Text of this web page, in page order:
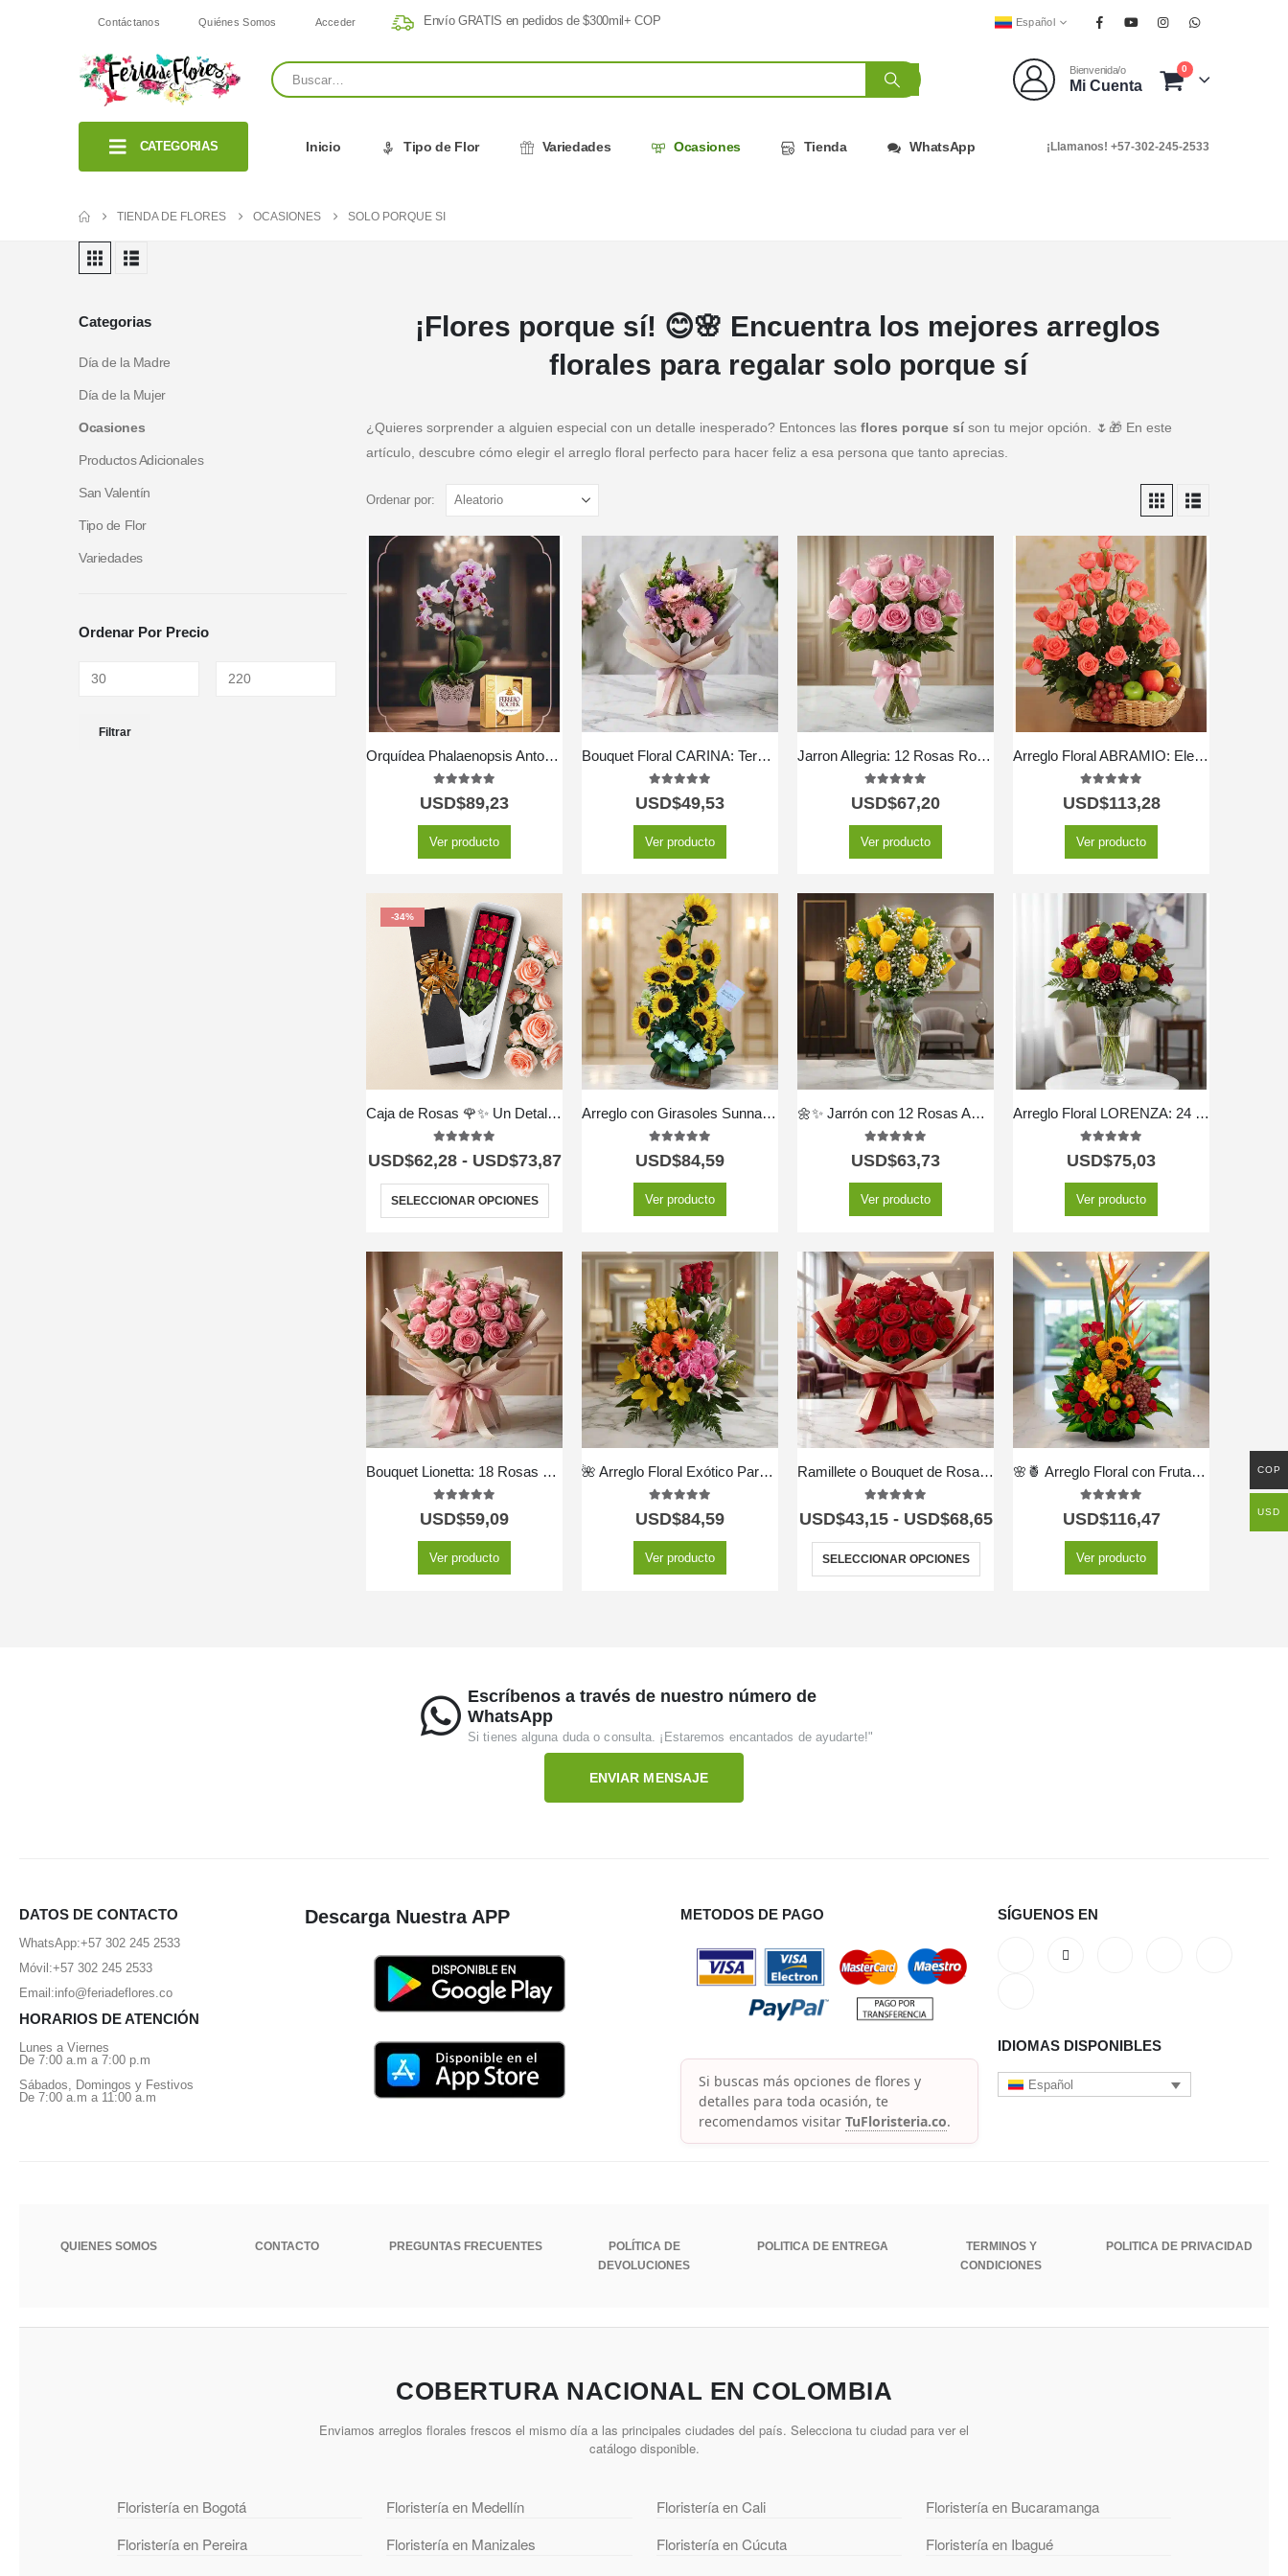
Contáctanos Quiénes Somos Acceder Envío GRATIS en pedidos de $300mil+ COP Español
Bienvenida/o
Mi Cuenta
0
CATEGORIAS Inicio Tipo de Flor Variedades Ocasiones Tienda WhatsApp ¡Llamanos! +57-302-245-2533
TIENDA DE FLORES OCASIONES SOLO PORQUE SI
¡Flores porque sí! 😊🌸 Encuentra los mejores arreglos
florales para regalar solo porque sí
¿Quieres sorprender a alguien especial con un detalle inesperado? Entonces las flores porque sí son tu mejor opción. 🌷🎁 En este
artículo, descubre cómo elegir el arreglo floral perfecto para hacer feliz a esa persona que tanto aprecias.
Ordenar por:
Orquídea Phalaenopsis Antonella: Elegancia y Dulzura en un Regalo Perfecto 🌿
out of 5
USD$89,23
Ver producto
Bouquet Floral CARINA: Ternura en Gerberas y Astromelias Rosadas 💖
out of 5
USD$49,53
Ver producto
Jarron Allegria: 12 Rosas Rosadas para Expresar Pura Alegría 💐
out of 5
USD$67,20
Ver producto
Arreglo Floral ABRAMIO: Elegante Cesta de Rosas Salmón y Frutas 🌿
5.00out of 5
USD$113,28
Ver producto
-34%
Caja de Rosas 🌹✨ Un Detalle que Enamora
USD$62,28 - USD$73,87
SELECCIONAR OPCIONES
Arreglo con Girasoles Sunna 🌻☀️ — Alegría que Ilumina
out of 5
USD$84,59
Ver producto
🌼✨ Jarrón con 12 Rosas Amarillas – Regala Alegría y Luz 💛🌞
out of 5
USD$63,73
Ver producto
Arreglo Floral LORENZA: 24 Rosas Rojas y Amarillas Llenas de Vida ⚜️
out of 5
USD$75,03
Ver producto
Bouquet Lionetta: 18 Rosas Rosadas para Ocasiones Especiales 🌹
out of 5
USD$59,09
Ver producto
🌺 Arreglo Floral Exótico Paraíso – Belleza Natural que Enamora 🌴✨
out of 5
USD$84,59
Ver producto
Ramillete o Bouquet de Rosas 🌹 Elegante y Fresco
USD$43,15 - USD$68,65
SELECCIONAR OPCIONES
🌸🍍 Arreglo Floral con Frutas Durio – Frescura y Elegancia 🎁💐
5.00out of 5
USD$116,47
Ver producto
Categorias
Día de la Madre
Día de la Mujer
Ocasiones
Productos Adicionales
San Valentín
Tipo de Flor
Variedades
Ordenar Por Precio
Filtrar
Escríbenos a través de nuestro número de
WhatsApp
Si tienes alguna duda o consulta. ¡Estaremos encantados de ayudarte!"
ENVIAR MENSAJE
DATOS DE CONTACTO
WhatsApp:+57 302 245 2533
Móvil:+57 302 245 2533
Email:info@feriadeflores.co
HORARIOS DE ATENCIÓN
Lunes a Viernes
De 7:00 a.m a 7:00 p.m
Sábados, Domingos y Festivos
De 7:00 a.m a 11:00 a.m
Descarga Nuestra APP METODOS DE PAGO
Si buscas más opciones de flores y
detalles para toda ocasión, te
recomendamos visitarTuFloristeria.co.
SÍGUENOS EN
IDIOMAS DISPONIBLES
Español
QUIENES SOMOS CONTACTO PREGUNTAS FRECUENTES
POLÍTICA DE
DEVOLUCIONES
POLITICA DE ENTREGA
TERMINOS Y
CONDICIONES
POLITICA DE PRIVACIDAD
COBERTURA NACIONAL EN COLOMBIA
Enviamos arreglos florales frescos el mismo día a las principales ciudades del país. Selecciona tu ciudad para ver el
catálogo disponible.
Floristería en Bogotá Floristería en Medellín Floristería en Cali
Floristería en Bucaramanga
Floristería en Pereira
Floristería en Manizales Floristería en Cúcuta
Floristería en Ibagué
COP
USD